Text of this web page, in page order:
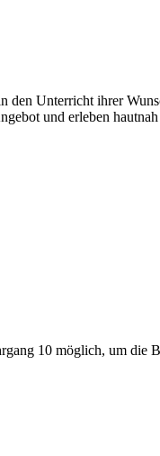
Unterricht ihrer
und erleben
10 möglich, um die